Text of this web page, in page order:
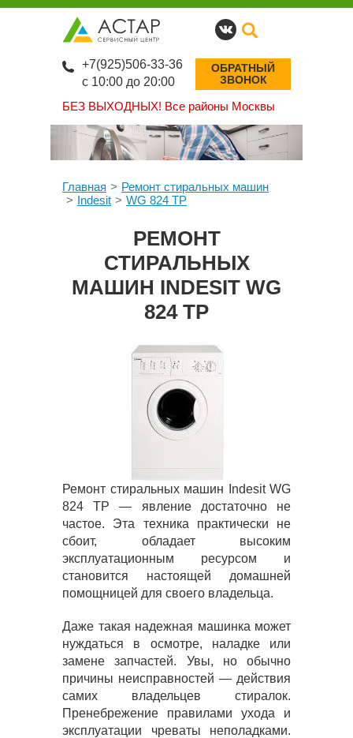
БЕЗ ВЫХОДНЫХ! Все районы Москвы
+7(925)506-33-36
с 10:00 до 20:00
ОБРАТНЫЙ
ЗВОНОК
Главная
Ремонт стиральных машин
Indesit
WG 824 TP
РЕМОНТ
СТИРАЛЬНЫХ
МАШИН INDESIT WG
824 TP
Ремонт стиральных машин Indesit WG
824 TP — явление достаточно не
частое. Эта техника практически не
сбоит, обладает высоким
эксплуатационным ресурсом и
становится настоящей домашней
помощницей для своего владельца.
Даже такая надежная машинка может
нуждаться в осмотре, наладке или
замене запчастей. Увы, но обычно
причины неисправностей — действия
самих владельцев стиралок.
Пренебрежение правилами ухода и
эксплуатации чреваты неполадками.